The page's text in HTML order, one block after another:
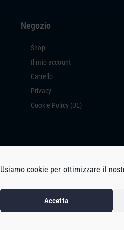
Usiamo cookie per ottimizzare il
Accetta
Negozio
Shop
Il mio account
Carrello
Privacy
Cookie Policy (UE)